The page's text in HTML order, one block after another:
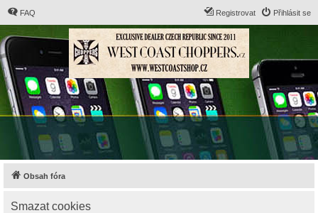
FAQ Přihlásit se
Registrovat
Obsah fóra
Smazat cookies